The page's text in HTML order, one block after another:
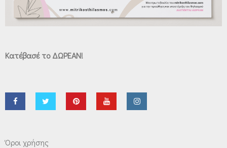
Κατέβασέ το ΔΩΡΕΑΝ!
Όροι χρήσης